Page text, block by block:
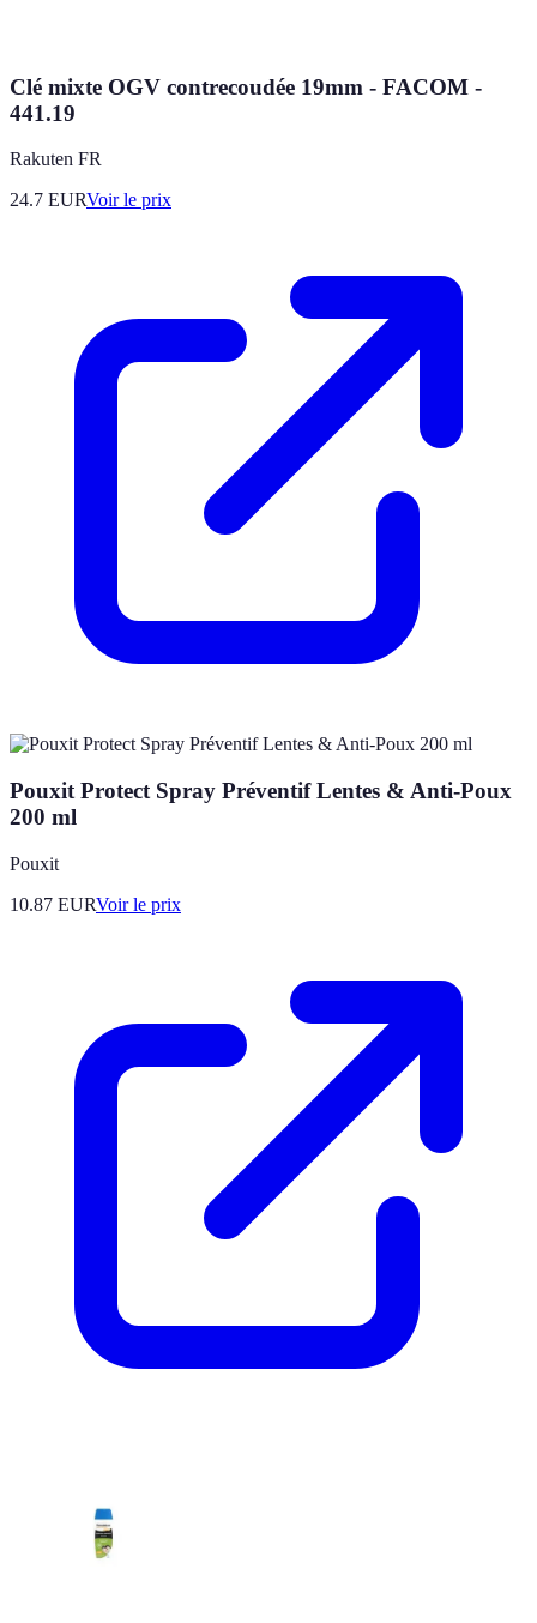
Clé mixte OGV contrecoudée 19mm - FACOM -
441.19
Rakuten FR
24.7 EURVoir le prix
Pouxit Protect Spray Préventif Lentes & Anti-Poux
200 ml
Pouxit
10.87 EURVoir le prix